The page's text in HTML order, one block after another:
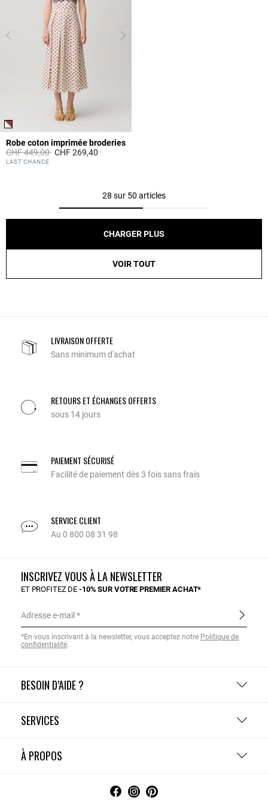
Robe coton imprimée broderies
Prix réduit à partir de
CHF 449,00àCHF 269,40
4.9 out of 5 Customer Rating
LAST CHANCE
28 sur 50 articles
CHARGER PLUS
VOIR TOUT
LIVRAISON OFFERTE
Sans minimum d'achat
RETOURS ET ÉCHANGES OFFERTS
sous 14 jours
PAIEMENT SÉCURISÉ
Facilité de paiement dès 3 fois sans frais
SERVICE CLIENT
Au 0 800 08 31 98
BESOIN D’AIDE ?
SERVICES
À PROPOS
INSCRIVEZ VOUS À LA NEWSLETTER
ET PROFITEZ DE-10% SUR VOTRE PREMIER ACHAT*
Adresse e-mail
*En vous inscrivant à la newsletter, vous acceptez notre Politique de
confidentialité.